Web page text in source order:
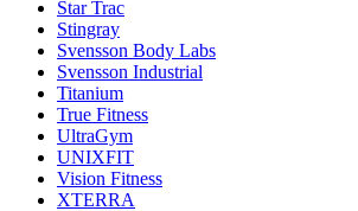
Star Trac
Stingray
Svensson Body Labs
Svensson Industrial
Titanium
True Fitness
UltraGym
UNIXFIT
Vision Fitness
XTERRA